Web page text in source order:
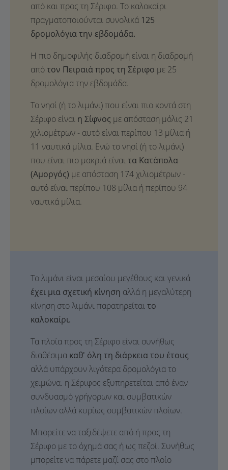
από και προς τη Σέριφο. Το καλοκαίρι
πραγματοποιούνται συνολικά 125
δρομολόγια την εβδομάδα.
Η πιο δημοφιλής διαδρομή είναι η διαδρομή
απότον Πειραιά προς τη Σέριφο με 25
δρομολόγια την εβδομάδα.
Το νησί (ή το λιμάνι) που είναι πιο κοντά στη
Σέριφο είναι η Σίφνος με απόσταση μόλις 21
χιλιομέτρων - αυτό είναι περίπου 13 μίλια ή
11 ναυτικά μίλια. Ενώ το νησί (ή το λιμάνι)
που είναι πιο μακριά είναιτα Κατάπολα
(Αμοργός) με απόσταση 174 χιλιομέτρων -
αυτό είναι περίπου 108 μίλια ή περίπου 94
ναυτικά μίλια.
Το λιμάνι είναι μεσαίου μεγέθους και γενικά
έχει μια σχετική κίνηση αλλά η μεγαλύτερη
κίνηση στο λιμάνι παρατηρείταιτο
καλοκαίρι.
Τα πλοία προς τη Σέριφο είναι συνήθως
διαθέσιμα καθ' όλη τη διάρκεια του έτους
αλλά υπάρχουν λιγότερα δρομολόγια το
χειμώνα. η Σέριφος εξυπηρετείται από έναν
συνδυασμό γρήγορων και συμβατικών
πλοίων αλλά κυρίως συμβατικών πλοίων.
Μπορείτε να ταξιδέψετε από ή προς τη
Σέριφο με το όχημά σας ή ως πεζοί. Συνήθως
μπορείτε να πάρετε μαζί σας στο πλοίο